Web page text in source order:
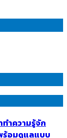
ทำความรู้จัก
พร้อมดูแลแบบ